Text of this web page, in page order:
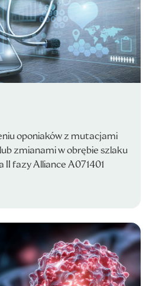
oponiaków z mutacjami
zmianami w obrębie szlaku
II fazy Alliance A071401